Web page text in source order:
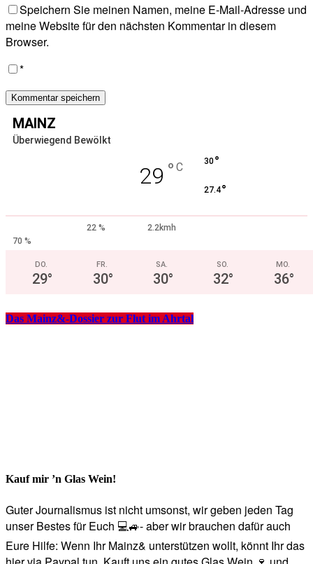
Speichern Sie meinen Namen, meine E-Mail-Adresse und
meine Website für den nächsten Kommentar in diesem
Browser.
*
MAINZ
Überwiegend Bewölkt
29 ° C 30°
27.4°
22 %
2.2kmh
70 %
DO.
29°
FR.
30°
SA.
30°
SO.
32°
MO.
36°
Das Mainz&-Dossier zur Flut im Ahrtal
Kauf mir ’n Glas Wein!
Guter Journalismus ist nicht umsonst, wir geben jeden Tag
unser Bestes für Euch 💻🚙- aber wir brauchen dafür auch
Eure Hilfe: Wenn Ihr Mainz& unterstützen wollt, könnt Ihr das